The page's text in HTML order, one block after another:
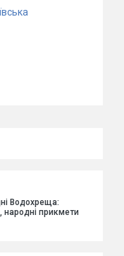
Водохреща:
народні прикмети